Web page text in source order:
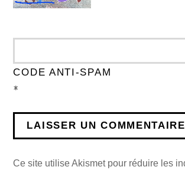
CODE ANTI-SPAM
*
Ce site utilise Akismet pour réduire les